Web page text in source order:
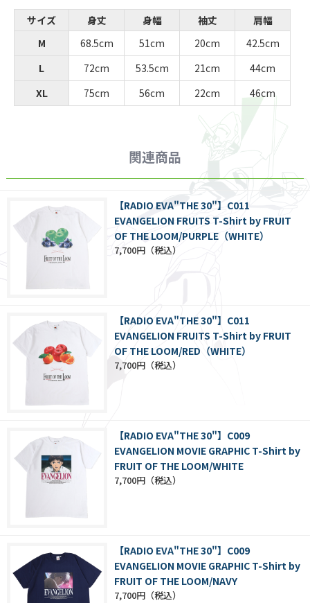
サイズ 身丈 身幅 袖丈
肩幅
M
68.5cm 51cm 20cm
42.5cm
L
72cm 53.5cm 21cm
44cm
XL
75cm 56cm 22cm 46cm
関連商品
【RADIO EVA"THE 30"】C011
EVANGELION FRUITS T-Shirt by FRUIT
OF THE LOOM/PURPLE（WHITE）
7,700円
【RADIO EVA"THE 30"】C011
EVANGELION FRUITS T-Shirt by FRUIT
OF THE LOOM/RED（WHITE）
7,700円
【RADIO EVA"THE 30"】C009
EVANGELION MOVIE GRAPHIC T-Shirt by
FRUIT OF THE LOOM/WHITE
7,700円
【RADIO EVA"THE 30"】C009
EVANGELION MOVIE GRAPHIC T-Shirt by
FRUIT OF THE LOOM/NAVY
7,700円